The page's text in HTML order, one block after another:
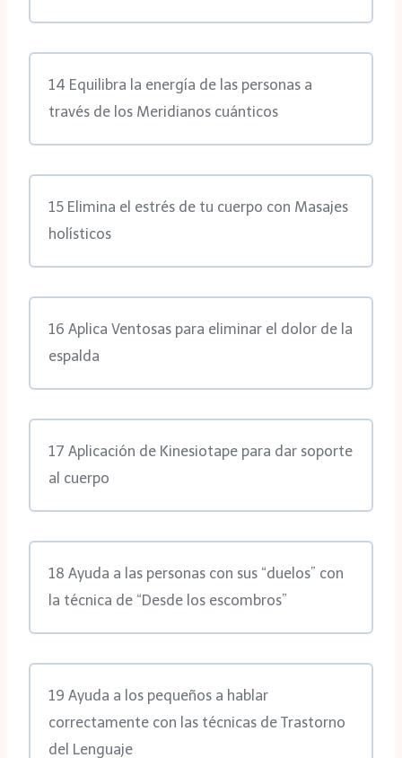
14 Equilibra la energía de las personas a
través de los Meridianos cuánticos
15 Elimina el estrés de tu cuerpo con Masajes
holísticos
16 Aplica Ventosas para eliminar el dolor de la
espalda
17 Aplicación de Kinesiotape para dar soporte
al cuerpo
18 Ayuda a las personas con sus “duelos” con
la técnica de “Desde los escombros”
19 Ayuda a los pequeños a hablar
correctamente con las técnicas de Trastorno
del Lenguaje